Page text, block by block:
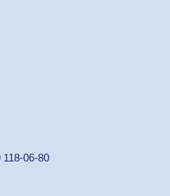
118-06-80